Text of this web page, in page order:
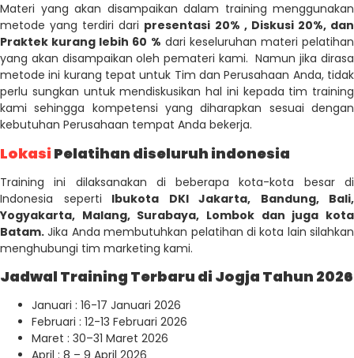
Materi yang akan disampaikan dalam training menggunakan
metode yang terdiri dari presentasi 20% , Diskusi 20%, dan
Praktek kurang lebih 60 % dari keseluruhan materi pelatihan
yang akan disampaikan oleh pemateri kami. Namun jika dirasa
metode ini kurang tepat untuk Tim dan Perusahaan Anda, tidak
perlu sungkan untuk mendiskusikan hal ini kepada tim training
kami sehingga kompetensi yang diharapkan sesuai dengan
kebutuhan Perusahaan tempat Anda bekerja.
Lokasi Pelatihan diseluruh indonesia
Training ini dilaksanakan di beberapa kota-kota besar di
Indonesia seperti Ibukota DKI Jakarta, Bandung, Bali,
Yogyakarta, Malang, Surabaya, Lombok dan juga kota
Batam. Jika Anda membutuhkan pelatihan di kota lain silahkan
menghubungi tim marketing kami.
Jadwal Training Terbaru di Jogja Tahun 2026
Januari : 16-17 Januari 2026
Februari : 12-13 Februari 2026
Maret : 30–31 Maret 2026